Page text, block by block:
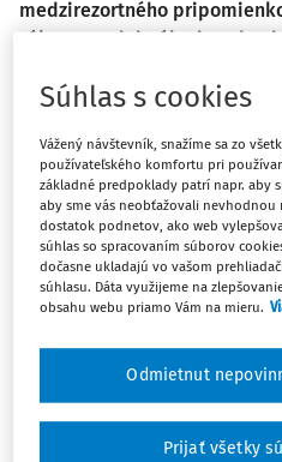
medzirezortného
zákona o minimálnej mzde
v prípade oboch noviel
Cieľom návrhu zákona o
ustanovenie pre rok 2021,
nepredvídateľným vývojom v
navrhuje zaviesť samostatnú
minimálnej mzdy pre
12 mesiacov vedení v
a hrubá štartovacia
eur. "Skrátené pripomienkové
dôvodu potreby ustanovenia
zohľadňujúcej mimoriadnu
Súhlas s cookies
Vážený návštevník, snažíme sa zo
používateľského komfortu pri
základné predpoklady patrí napr. aby
aby sme vás neobťažovali
dostatok podnetov, ako web
súhlas so spracovaním súborov
dočasne ukladajú vo vašom
súhlasu. Dáta využijeme na
obsahu webu priamo Vám na mieru.
Odmietnut
Prijať všetky